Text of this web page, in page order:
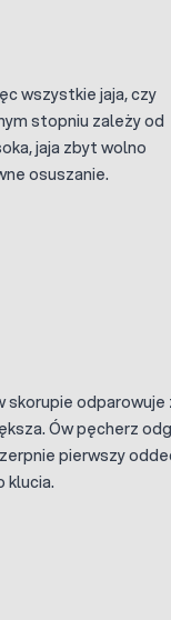
wszystkie jaja, czy
stopniu zależy od
jaja zbyt wolno
osuszanie.
skorupie odparowuje
Ów pęcherz
pierwszy
klucia.